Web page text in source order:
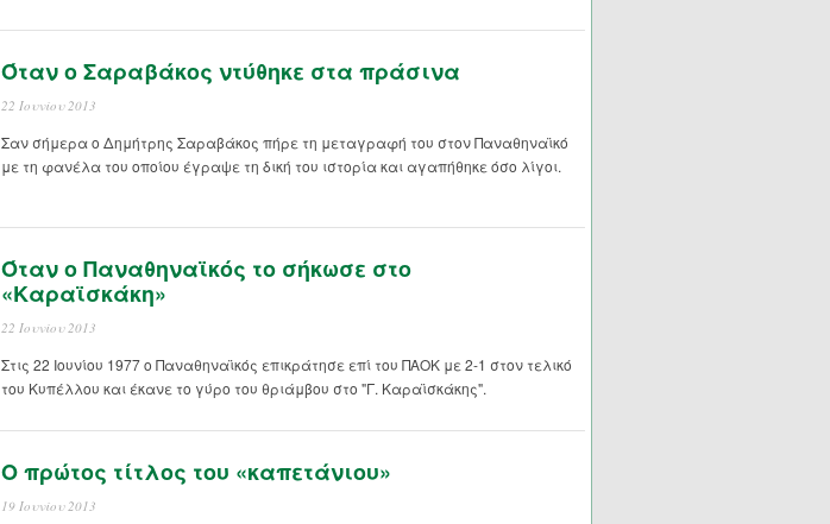
Όταν ο Σαραβάκος ντύθηκε στα πράσινα
22 Ιουνίου 2013
Σαν σήμερα ο Δημήτρης Σαραβάκος πήρε τη μεταγραφή του στον Παναθηναϊκό
με τη φανέλα του οποίου έγραψε τη δική του ιστορία και αγαπήθηκε όσο λίγοι.
Όταν ο Παναθηναϊκός το σήκωσε στο
«Καραϊσκάκη»
22 Ιουνίου 2013
Στις 22 Ιουνίου 1977 ο Παναθηναϊκός επικράτησε επί του ΠΑΟΚ με 2-1 στον τελικό
του Κυπέλλου και έκανε το γύρο του θριάμβου στο "Γ. Καραϊσκάκης".
Ο πρώτος τίτλος του «καπετάνιου»
19 Ιουνίου 2013